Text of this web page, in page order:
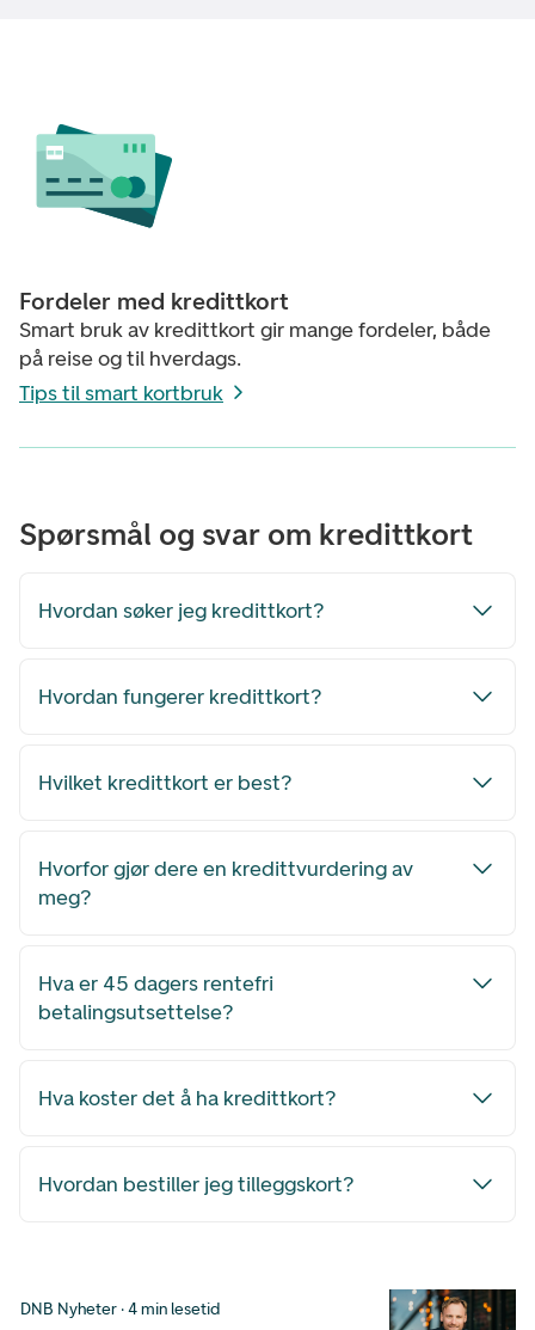
Fordeler med kredittkort
Smart bruk av kredittkort gir mange fordeler, både
på reise og til hverdags.
Tips til smart kortbruk
Spørsmål og svar om kredittkort
Hvordan søker jeg kredittkort?
Hvordan fungerer kredittkort?
Hvilket kredittkort er best?
Hvorfor gjør dere en kredittvurdering av
meg?
Hva er 45 dagers rentefri
betalingsutsettelse?
Hva koster det å ha kredittkort?
Hvordan bestiller jeg tilleggskort?
DNB Nyheter · 4 min lesetid